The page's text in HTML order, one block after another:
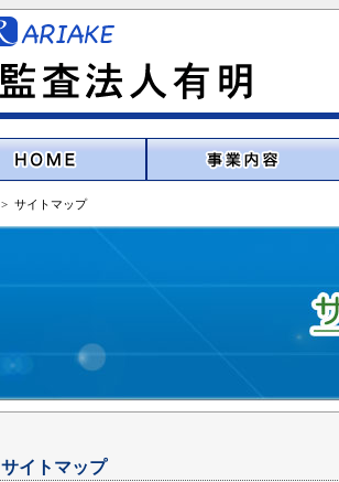
> サイトマップ
サイトマップ